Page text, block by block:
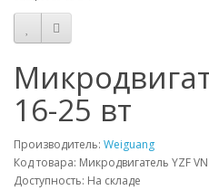
16-25 вт
Производитель: Weiguang
Код товара: Микродвигатель YZF
Доступность: На складе